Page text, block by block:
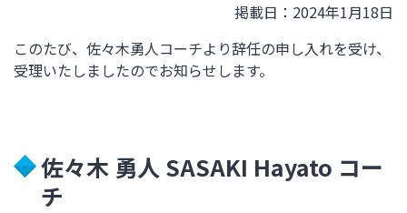
掲載日：2024年1月18日
このたび、佐々木勇人コーチより辞任の申し入れを受け、
受理いたしましたのでお知らせします。
佐々木 勇人 SASAKI Hayato コー
チ